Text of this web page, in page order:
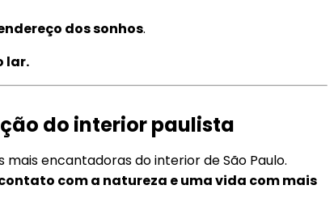
dos sonhos.
lar.
do interior paulista
encantadoras do interior de São Paulo.
com a natureza e uma vida com mais